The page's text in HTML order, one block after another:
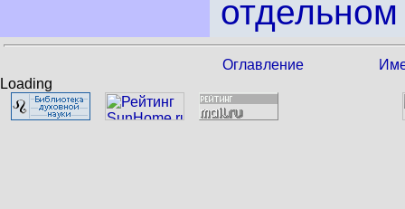
Оглавление
Loading